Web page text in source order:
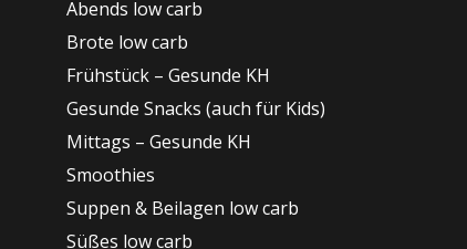
Abends low carb
Brote low carb
Frühstück – Gesunde KH
Gesunde Snacks (auch für Kids)
Mittags – Gesunde KH
Smoothies
Suppen & Beilagen low carb
Süßes low carb